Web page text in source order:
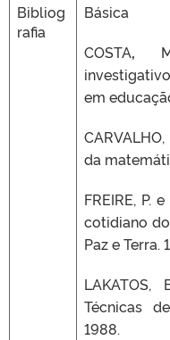
Bibliog
rafia
Básica
COSTA,
em
da
FREIRE, P.
cotidiano
Paz e Terra.
LAKATOS,
Técnicas
1988.